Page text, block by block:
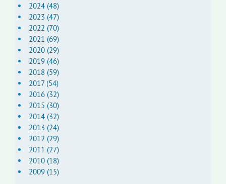
2024 (48)
2023 (47)
2022 (70)
2021 (69)
2020 (29)
2019 (46)
2018 (59)
2017 (54)
2016 (32)
2015 (30)
2014 (32)
2013 (24)
2012 (29)
2011 (27)
2010 (18)
2009 (15)